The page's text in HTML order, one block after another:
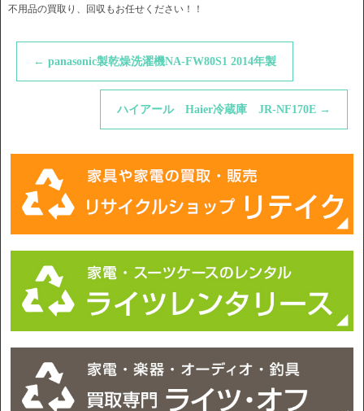
不用品の買取り、回収もお任せください！！
← panasonic製乾燥洗濯機NA-FW80S1 2014年製
ハイアール Haier冷蔵庫 JR-NF170E →